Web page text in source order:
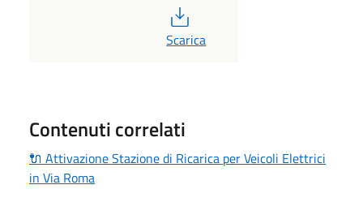
PDF
Scarica
Contenuti correlati
🔌 Attivazione Stazione di Ricarica per Veicoli Elettrici
in Via Roma